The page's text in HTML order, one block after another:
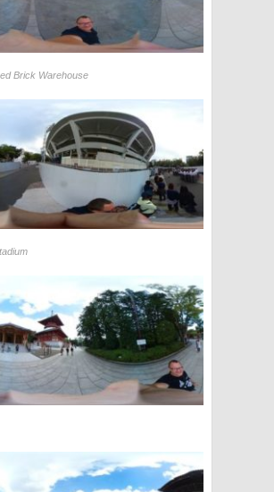
Brick Warehouse